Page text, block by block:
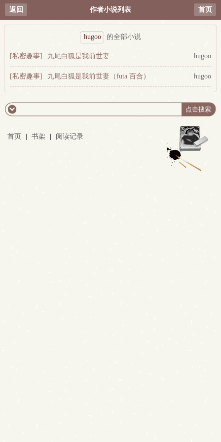
返回 作者小说列表 首页
hugoo 的全部小说
[私密趣事] 九尾白狐是我前世妻 hugoo
[私密趣事] 九尾白狐是我前世妻（futa 百合） hugoo
首页 书架 阅读记录